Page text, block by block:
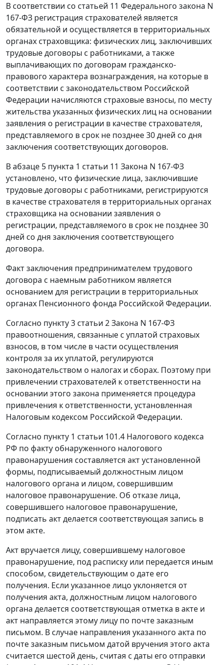
В соответствии со статьей 11 Федерального закона N
167-ФЗ регистрация страхователей является
обязательной и осуществляется в территориальных
органах страховщика: физических лиц, заключивших
трудовые договоры с работниками, а также
выплачивающих по договорам гражданско-
правового характера вознаграждения, на которые в
соответствии с законодательством Российской
Федерации начисляются страховые взносы, по месту
жительства указанных физических лиц на основании
заявления о регистрации в качестве страхователя,
представляемого в срок не позднее 30 дней со дня
заключения соответствующих договоров.
В абзаце 5 пункта 1 статьи 11 Закона N 167-ФЗ
установлено, что физические лица, заключившие
трудовые договоры с работниками, регистрируются
в качестве страхователя в территориальных органах
страховщика на основании заявления о
регистрации, представляемого в срок не позднее 30
дней со дня заключения соответствующего
договора.
Факт заключения предпринимателем трудового
договора с наемным работником является
основанием для регистрации в территориальных
органах Пенсионного фонда Российской Федерации.
Согласно пункту 3 статьи 2 Закона N 167-ФЗ
правоотношения, связанные с уплатой страховых
взносов, в том числе в части осуществления
контроля за их уплатой, регулируются
законодательством о налогах и сборах. Поэтому при
привлечении страхователей к ответственности на
основании этого закона применяется процедура
привлечения к ответственности, установленная
Налоговым кодексом Российской Федерации.
Согласно пункту 1 статьи 101.4 Налогового кодекса
РФ по факту обнаруженного налогового
правонарушения составляется акт установленной
формы, подписываемый должностным лицом
налогового органа и лицом, совершившим
налоговое правонарушение. Об отказе лица,
совершившего налоговое правонарушение,
подписать акт делается соответствующая запись в
этом акте.
Акт вручается лицу, совершившему налоговое
правонарушение, под расписку или передается иным
способом, свидетельствующим о дате его
получения. Если указанное лицо уклоняется от
получения акта, должностным лицом налогового
органа делается соответствующая отметка в акте и
акт направляется этому лицу по почте заказным
письмом. В случае направления указанного акта по
почте заказным письмом датой вручения этого акта
считается шестой день, считая с даты его отправки